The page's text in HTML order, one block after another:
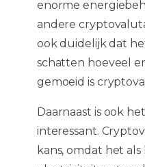
enorme
andere
ook duidelijk dat
schatten hoeveel
gemoeid is
Daarnaast is ook
interessant.
kans, omdat het